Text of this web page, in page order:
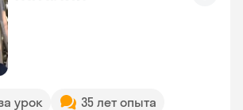
урок 35 лет опыта